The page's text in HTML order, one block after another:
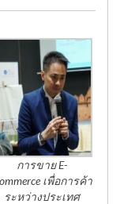
การขาย E-
เพื่อการค้า
ระหว่างประเทศ